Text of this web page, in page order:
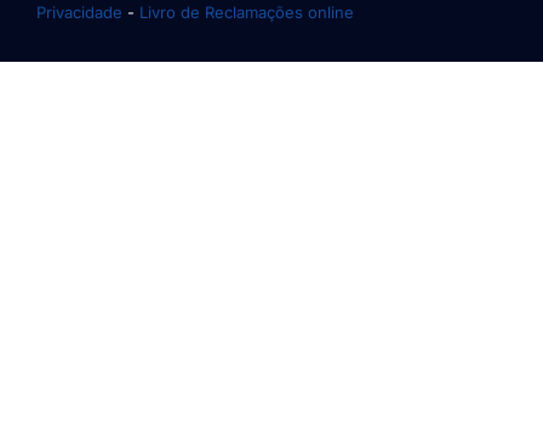
Privacidade - Livro de Reclamações online